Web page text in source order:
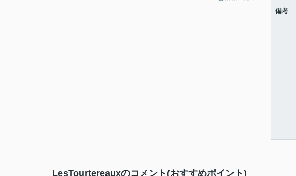
備考
LesTourtereauxのコメント(おすすめポイント)